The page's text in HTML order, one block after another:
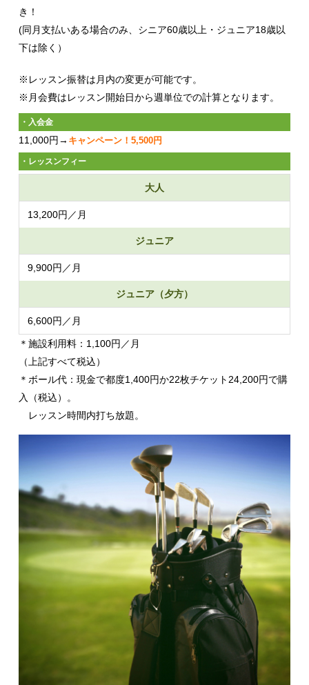
き！
(同月支払いある場合のみ、シニア60歳以上・ジュニア18歳以
下は除く）
※レッスン振替は月内の変更が可能です。
※月会費はレッスン開始日から週単位での計算となります。
・入会金
11,000円→ キャンペーン！5,500円
・レッスンフィー
大人
13,200円／月
ジュニア
9,900円／月
ジュニア（夕方）
6,600円／月
＊施設利用料：1,100円／月
（上記すべて税込）
＊ボール代：現金で都度1,400円か22枚チケット24,200円で購
入（税込）。
レッスン時間内打ち放題。